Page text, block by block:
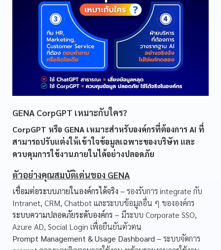
GENA CorpGPT เหมาะกับใคร?
CorpGPT หรือ GENA เหมาะสำหรับองค์กรที่ต้องการ AI ที่
สามารถปรับแต่งให้เข้าใจข้อมูลเฉพาะของบริษัท และ
ควบคุมการใช้งานภายในได้อย่างปลอดภัย
ตัวอย่างคุณสมบัติเด่นของ GENA
เชื่อมต่อระบบภายในองค์กรได้จริง – รองรับการ integrate กับ
Intranet, CRM, Chatbot และระบบข้อมูลอื่น ๆ ขององค์กร
ระบบความปลอดภัยระดับองค์กร – มีระบบ Corporate SSO,
Azure AD, Social Login เพื่อยืนยันตัวตน
Prompt Management & Usage Dashboard – ระบบจัดการ